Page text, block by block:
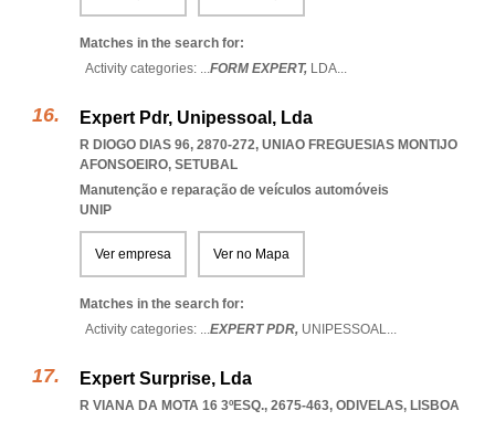
Matches in the search for:
Activity categories: ...FORM EXPERT, LDA...
Expert Pdr, Unipessoal, Lda
R DIOGO DIAS 96, 2870-272, UNIAO FREGUESIAS MONTIJO
AFONSOEIRO, SETUBAL
Manutenção e reparação de veículos automóveis
UNIP
Ver empresa Ver no Mapa
Matches in the search for:
Activity categories: ...EXPERT PDR, UNIPESSOAL...
Expert Surprise, Lda
R VIANA DA MOTA 16 3ºESQ., 2675-463, ODIVELAS, LISBOA